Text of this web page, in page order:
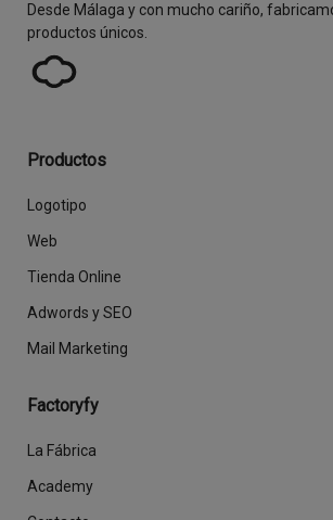
Desde Málaga y con mucho cariño,
productos únicos.
Productos
Logotipo
Web
Tienda Online
Adwords y SEO
Mail Marketing
Factoryfy
La Fábrica
Academy